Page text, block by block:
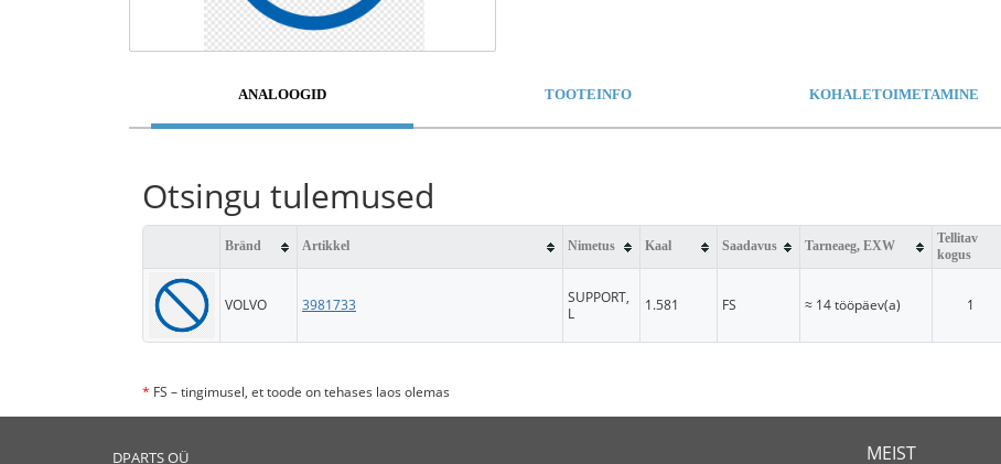
ANALOOGID TOOTEINFO KOHALETOIMETAMINE
Otsingu tulemused
Bränd Artikkel Nimetus Kaal Saadavus Tarneaeg, EXW
Tellitav
kogus
VOLVO 3981733
SUPPORT,
L
1.581 FS ≈ 14 tööpäev(a) 1
* FS – tingimusel, et toode on tehases laos olemas
DPARTS OÜ MEIST